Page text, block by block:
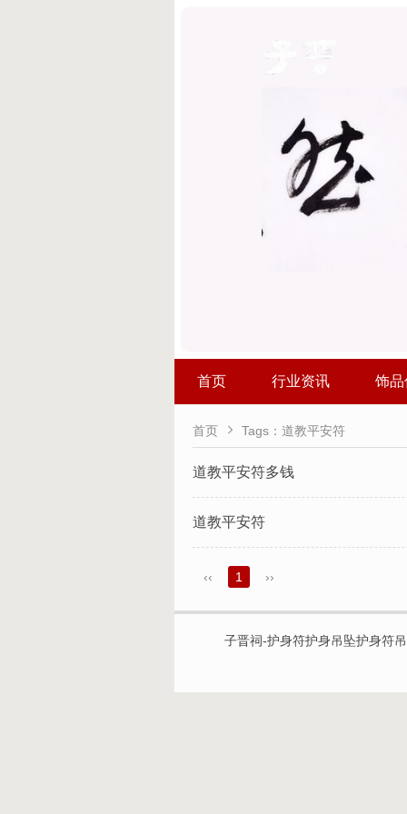
首页 行业资讯 饰
首页  Tags：道教平安符
道教平安符多钱
道教平安符
‹‹ 1 ››
子晋祠-护身符护身吊坠护身符